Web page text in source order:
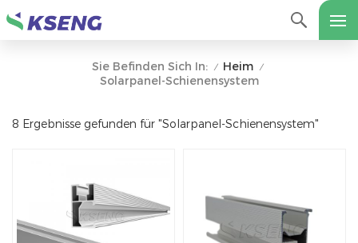
Sie Befinden Sich In: / Heim /
Solarpanel-Schienensystem
8 Ergebnisse gefunden für "Solarpanel-Schienensystem"